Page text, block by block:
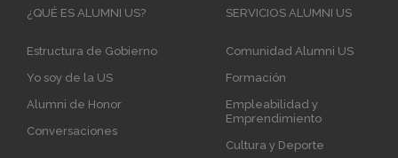
Main
¿QUÉ ES ALUMNI US?
Estructura de Gobierno
Yo soy de la US
Alumni de Honor
Conversaciones
SERVICIOS ALUMNI US
Comunidad Alumni US
Formación
Empleabilidad y
Emprendimiento
Cultura y Deporte